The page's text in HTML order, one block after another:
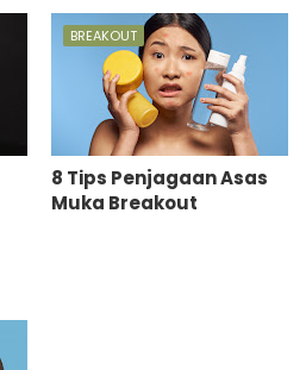
BREAKOUT
8 Tips Penjagaan Asas
Muka Breakout